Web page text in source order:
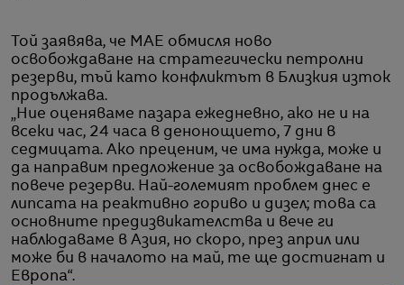
Той заявява, че МАЕ обмисля ново
освобождаване на стратегически петролни
резерви, тъй като конфликтът в Близкия изток
продължава.
„Ние оценяваме пазара ежедневно, ако не и на
всеки час, 24 часа в денонощието, 7 дни в
седмицата. Ако преценим, че има нужда, може и
да направим предложение за освобождаване на
повече резерви. Най-големият проблем днес е
липсата на реактивно гориво и дизел; това са
основните предизвикателства и вече ги
наблюдаваме в Азия, но скоро, през април или
може би в началото на май, те ще достигнат и
Европа“.